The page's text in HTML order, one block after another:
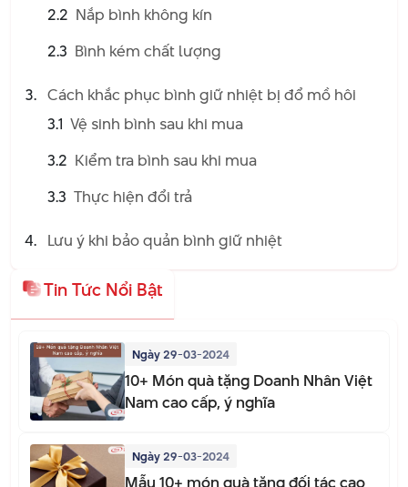
2.2 Nắp bình không kín
2.3 Bình kém chất lượng
Cách khắc phục bình giữ nhiệt bị đổ mồ hôi
3.1 Vệ sinh bình sau khi mua
3.2 Kiểm tra bình sau khi mua
3.3 Thực hiện đổi trả
Lưu ý khi bảo quản bình giữ nhiệt
Tin Tức Nổi Bật
Ngày 29-03-2024
10+ Món quà tặng Doanh Nhân Việt
Nam cao cấp, ý nghĩa
Ngày 29-03-2024
Mẫu 10+ món quà tặng đối tác cao